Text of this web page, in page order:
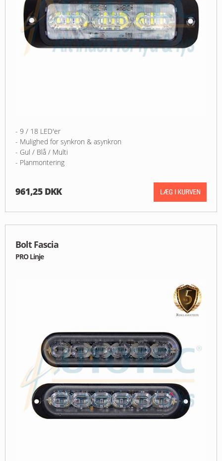
- 9 / 18 LED'er
- Mulighed for synkron & asynkron
- Gul / Blå / Multi
- Planmontering
961,25 DKK
Bolt Fascia
PRO Linje